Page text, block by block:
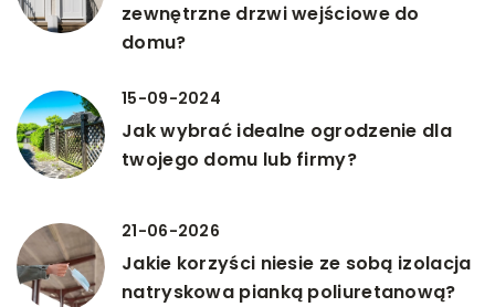
zewnętrzne drzwi wejściowe do
domu?
15-09-2024
Jak wybrać idealne ogrodzenie dla
twojego domu lub firmy?
21-06-2026
Jakie korzyści niesie ze sobą izolacja
natryskowa pianką poliuretanową?